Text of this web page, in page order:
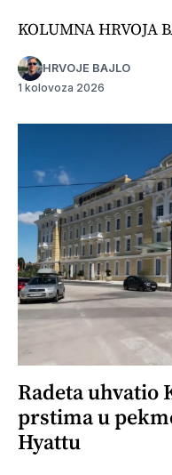
KOLUMNA HRVOJA
HRVOJE BAJLO
1 kolovoza 2026
Radeta uhvatio
prstima u
Hyattu